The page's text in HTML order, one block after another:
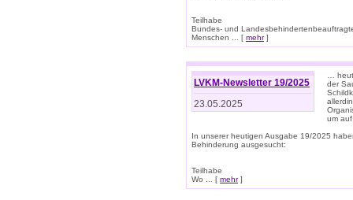
Teilhabe
Bundes- und
Menschen ... [ mehr]
LVKM-Newsletter 19/2025
23.05.2025
…
der
um
In unserer heutigen Ausgabe 19/2025
Behinderung ausgesucht:
Teilhabe
Wo ... [ mehr]